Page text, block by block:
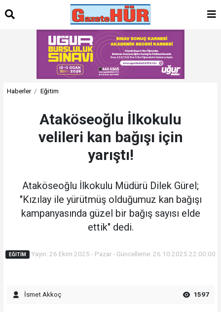
Haberler Eğitim
Ataköseoğlu İlkokulu
velileri kan bağışı için
yarıştı!
Ataköseoğlu İlkokulu Müdürü Dilek Gürel;
"Kızılay ile yürütmüş olduğumuz kan bağışı
kampanyasında güzel bir bağış sayısı elde
ettik" dedi.
EĞITIM Yayın: 26 Ekim 2025 - Pazar - Güncelleme: 26.10.2025 22:00:00
İsmet Akkoç 1597